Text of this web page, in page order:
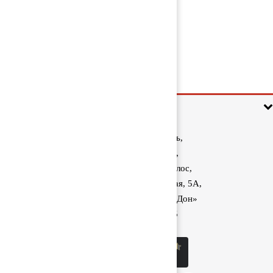
Ростовская область,
Аксайский район,
поселок Красный Колос,
улица Производственная, 5А,
1040 км трассы М-4 «Дон»
8 (800) 222-60-05